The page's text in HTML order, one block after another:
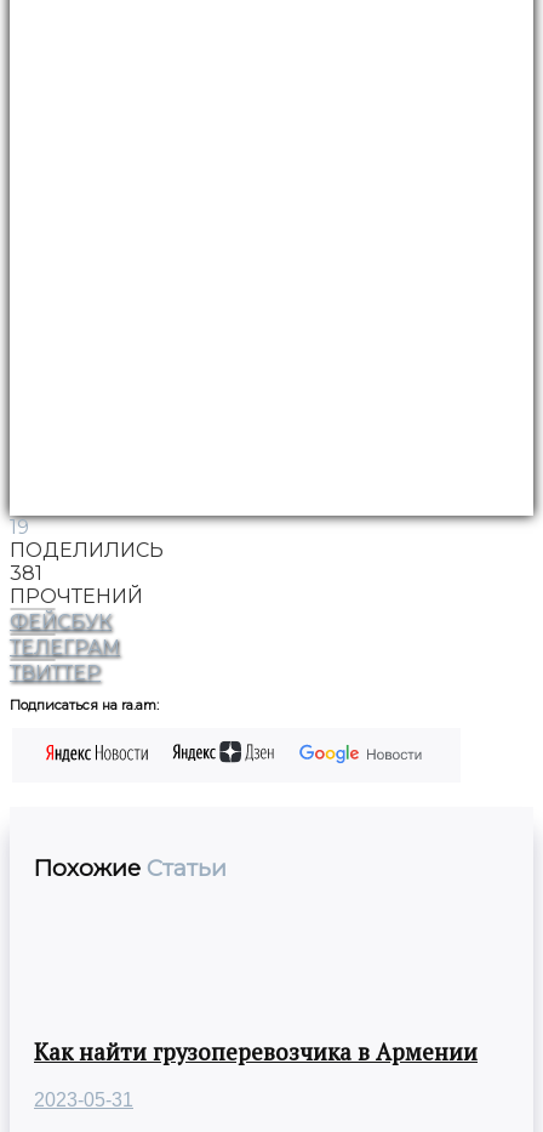
19
ПОДЕЛИЛИСЬ
381
ПРОЧТЕНИЙ
ФЕЙСБУК
ТЕЛЕГРАМ
ТВИТТЕР
Подписаться на ra.am:
Похожие Статьи
Как найти грузоперевозчика в Армении
2023-05-31